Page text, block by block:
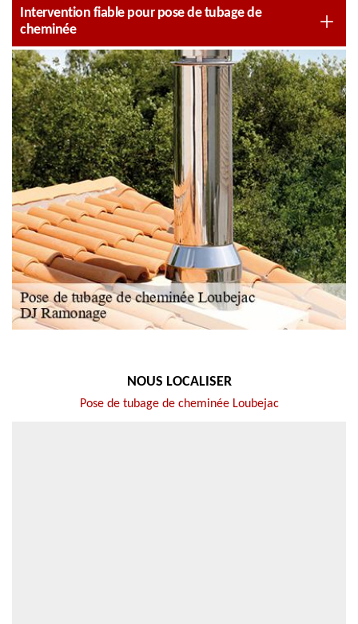
Intervention fiable pour pose de tubage de
cheminée
NOUS LOCALISER
Pose de tubage de cheminée Loubejac